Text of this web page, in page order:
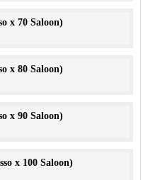
x 70 Saloon)
x 80 Saloon)
x 90 Saloon)
x 100 Saloon)